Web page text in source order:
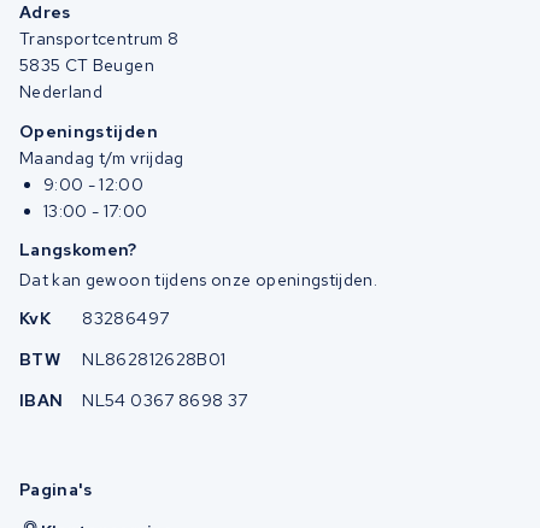
Adres
Transportcentrum 8
5835 CT Beugen
Nederland
Openingstijden
Maandag t/m vrijdag
9:00 - 12:00
13:00 - 17:00
Langskomen?
Dat kan gewoon tijdens onze openingstijden.
KvK
83286497
BTW
NL862812628B01
IBAN
NL54 0367 8698 37
Pagina's